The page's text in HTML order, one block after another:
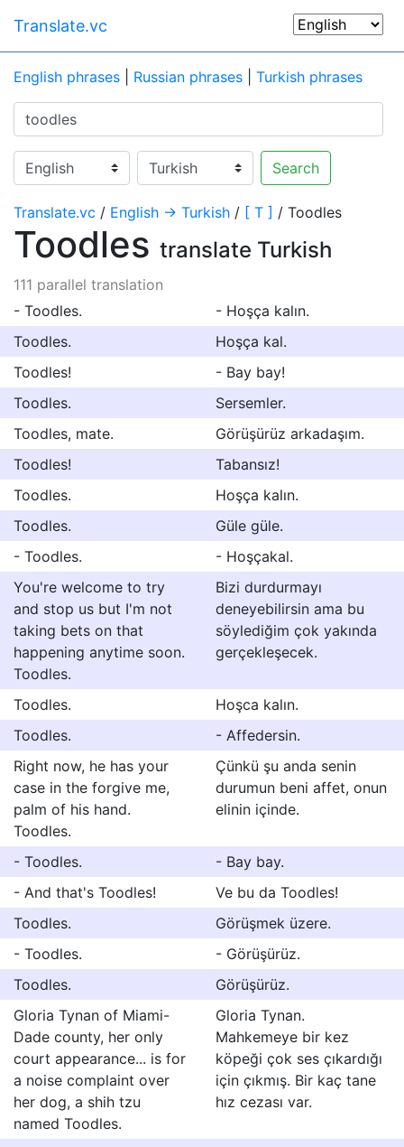
Translate.vc
English phrases Russian phrases Turkish phrases
Search
Translate.vc / English → Turkish / [ T ] / Toodles
Toodles translate Turkish
111 parallel translation
- Toodles.
- Hoşça kalın.
Toodles.
Hoşça kal.
Toodles!
- Bay bay!
Toodles.
Sersemler.
Toodles, mate.
Görüşürüz arkadaşım.
Toodles!
Tabansız!
Toodles.
Hoşça kalın.
Toodles.
Güle güle.
- Toodles.
- Hoşçakal.
You're welcome to try
and stop us but I'm not
taking bets on that
happening anytime soon.
Toodles.
Bizi durdurmayı
deneyebilirsin ama bu
söylediğim çok yakında
gerçekleşecek.
Toodles.
Hoşca kalın.
Toodles.
- Affedersin.
Right now, he has your
case in the forgive me,
palm of his hand.
Toodles.
Çünkü şu anda senin
durumun beni affet, onun
elinin içinde.
- Toodles.
- Bay bay.
- And that's Toodles!
Ve bu da Toodles!
Toodles.
Görüşmek üzere.
- Toodles.
- Görüşürüz.
Toodles.
Görüşürüz.
Gloria Tynan of Miami-
Dade county, her only
court appearance... is for
a noise complaint over
her dog, a shih tzu
named Toodles.
Gloria Tynan.
Mahkemeye bir kez
köpeği çok ses çıkardığı
için çıkmış. Bir kaç tane
hız cezası var.